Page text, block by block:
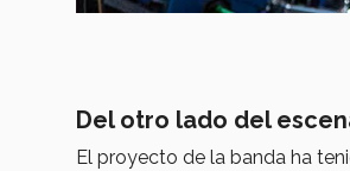
Del otro lado del
El proyecto de la banda ha